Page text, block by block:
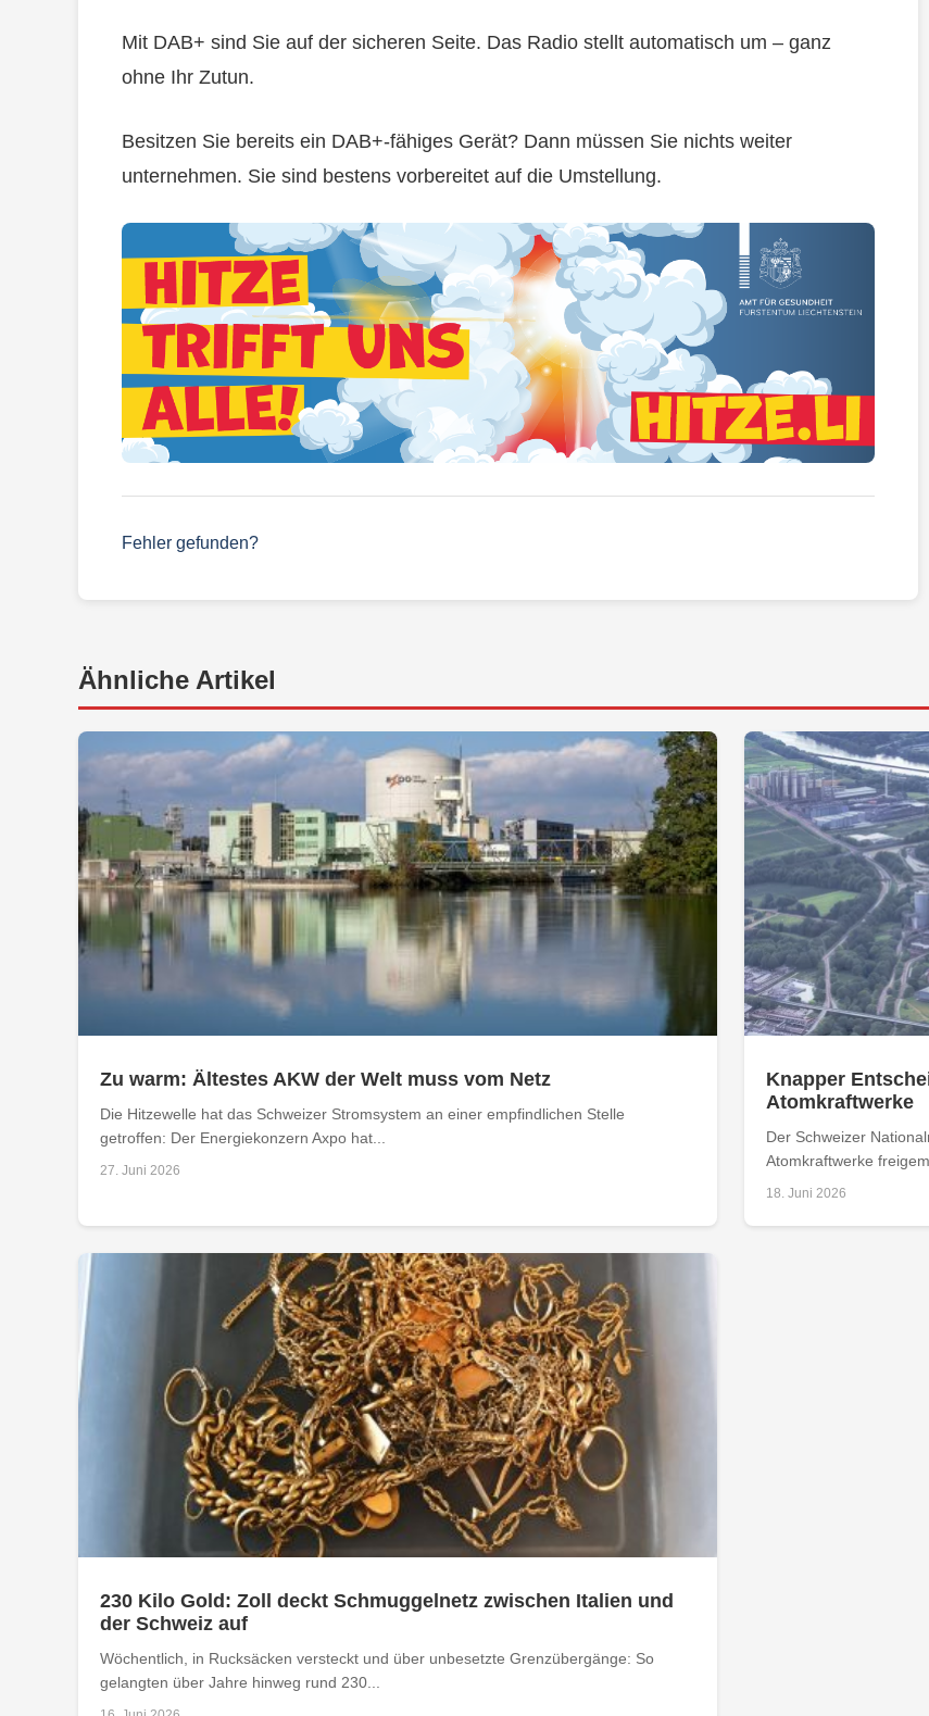
Mit DAB+ sind Sie auf der sicheren Seite. Das Radio stellt automatisch um – ganz
ohne Ihr Zutun.
Besitzen Sie bereits ein DAB+-fähiges Gerät? Dann müssen Sie nichts weiter
unternehmen. Sie sind bestens vorbereitet auf die Umstellung.
Fehler gefunden?
Ähnliche Artikel
Zu warm: Ältestes AKW der Welt muss vom Netz
Die Hitzewelle hat das Schweizer Stromsystem an einer empfindlichen Stelle
getroffen: Der Energiekonzern Axpo hat...
27. Juni 2026
Knapper
Atomkraftwerke
Der Schweizer
Atomkraftwerke
18. Juni 2026
230 Kilo Gold: Zoll deckt Schmuggelnetz zwischen Italien und
der Schweiz auf
Wöchentlich, in Rucksäcken versteckt und über unbesetzte Grenzübergänge: So
gelangten über Jahre hinweg rund 230...